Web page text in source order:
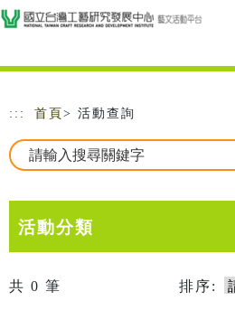
跳到主要內容
網站導覽
::: 首頁 > 活動查詢
活動分類
共 0 筆 排序: